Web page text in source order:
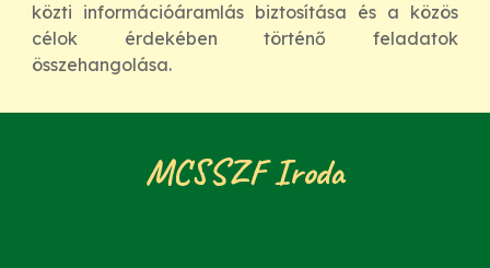
közti információáramlás biztosítása és a közös
célok érdekében történő feladatok
összehangolása.
MCSSZF Iroda